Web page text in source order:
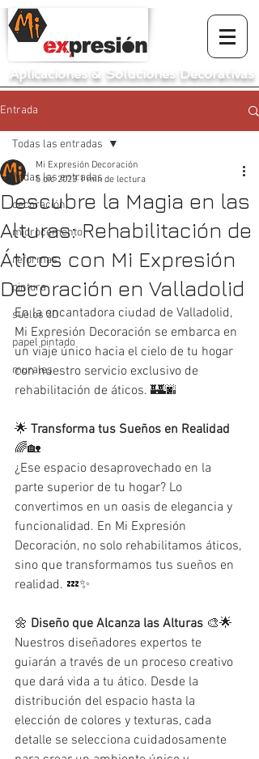
Aplicaciones & Soluciones Decorativas
Entrada
Todas las entradas
decoración
microcemento
reformas
pintura
suelos 3D
papel pintado
murales
Todas las entradas
Descubre la Magia en las
Alturas: Rehabilitación de
Áticos con Mi Expresión
Decoración en Valladolid
Mi Expresión Decoración
5 dic 2023 1 min de lectura
En la encantadora ciudad de Valladolid,
Mi Expresión Decoración se embarca en
un viaje único hacia el cielo de tu hogar
con nuestro servicio exclusivo de
rehabilitación de áticos. 🏰🌆
🌟 Transforma tus Sueños en Realidad
🌈🏡
¿Ese espacio desaprovechado en la
parte superior de tu hogar? Lo
convertimos en un oasis de elegancia y
funcionalidad. En Mi Expresión
Decoración, no solo rehabilitamos áticos,
sino que transformamos tus sueños en
realidad. 💤✨
🌼 Diseño que Alcanza las Alturas 🎨🌟
Nuestros diseñadores expertos te
guiarán a través de un proceso creativo
que dará vida a tu ático. Desde la
distribución del espacio hasta la
elección de colores y texturas, cada
detalle se selecciona cuidadosamente